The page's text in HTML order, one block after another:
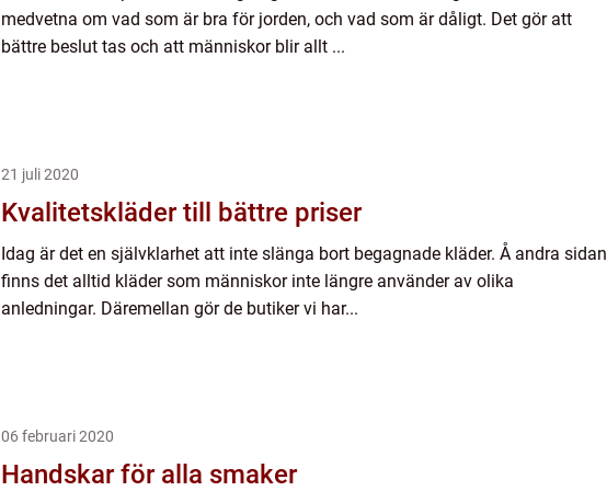
medvetna om vad som är bra för jorden, och vad som är dåligt. Det gör att
bättre beslut tas och att människor blir allt ...
21 juli 2020
Kvalitetskläder till bättre priser
Idag är det en självklarhet att inte slänga bort begagnade kläder. Å andra sidan
finns det alltid kläder som människor inte längre använder av olika
anledningar. Däremellan gör de butiker vi har...
06 februari 2020
Handskar för alla smaker